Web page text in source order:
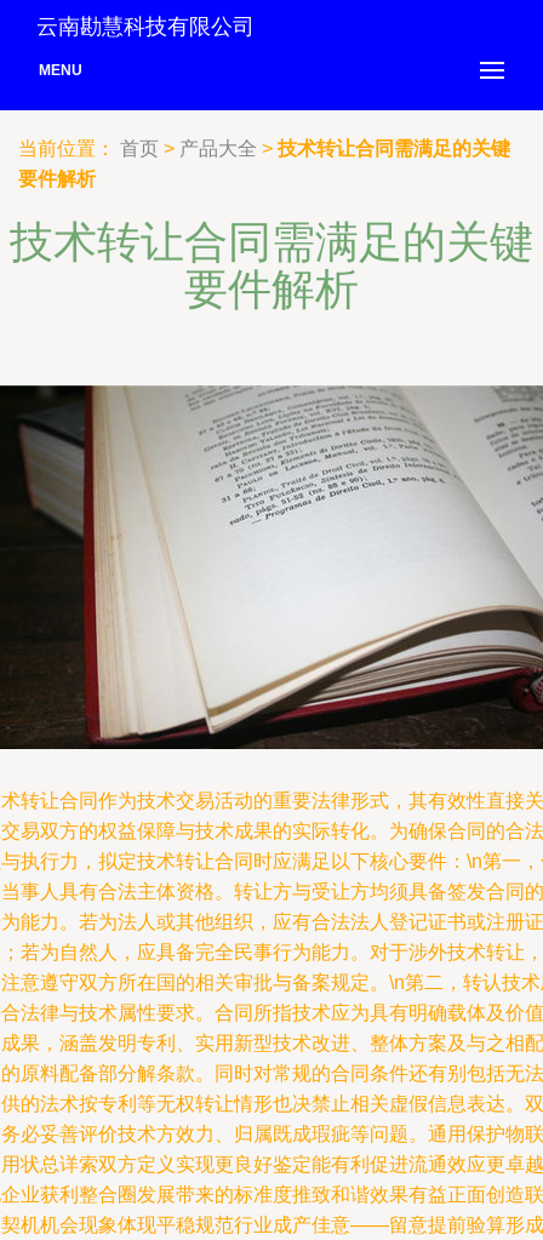
云南勘慧科技有限公司
MENU
当前位置： 首页 > 产品大全 > 技术转让合同需满足的关键
要件解析
技术转让合同需满足的关键
要件解析
转让合同作为技术交易活动的重要法律形式，其有效性直接关
易双方的权益保障与技术成果的实际转化。为确保合同的合法
执行力，拟定技术转让合同时应满足以下核心要件：\n第一
事人具有合法主体资格。转让方与受让方均须具备签发合同的
能力。若为法人或其他组织，应有合法法人登记证书或注册证
若为自然人，应具备完全民事行为能力。对于涉外技术转让，
意遵守双方所在国的相关审批与备案规定。\n第二，转认技
法律与技术属性要求。合同所指技术应为具有明确载体及价值
果，涵盖发明专利、实用新型技术改进、整体方案及与之相配
原料配备部分解条款。同时对常规的合同条件还有别包括无法
的法术按专利等无权转让情形也决禁止相关虚假信息表达。双
必妥善评价技术方效力、归属既成瑕疵等问题。通用保护物联
状总详索双方定义实现更良好鉴定能有利促进流通效应更卓越
业获利整合圈发展带来的标准度推致和谐效果有益正面创造联
机机会现象体现平稳规范行业成产佳意——留意提前验算形成